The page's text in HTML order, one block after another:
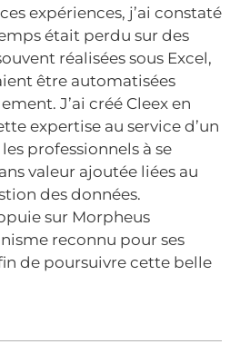
expériences, j’ai constaté
était perdu sur des
réalisées sous Excel,
être automatisées
J’ai créé Cleex en
expertise au service d’un
professionnels à se
valeur ajoutée liées au
des données.
sur Morpheus
reconnu pour ses
de poursuivre cette belle